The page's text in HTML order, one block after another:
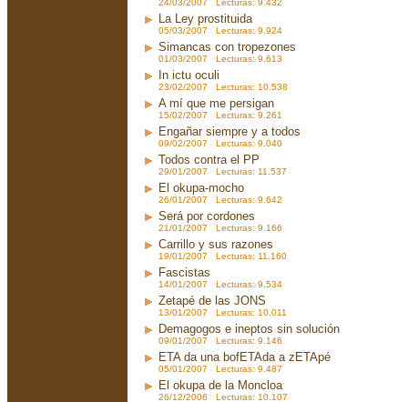
24/03/2007 Lecturas: 9.432
La Ley prostituida
05/03/2007 Lecturas: 9.924
Simancas con tropezones
01/03/2007 Lecturas: 9.613
In ictu oculi
23/02/2007 Lecturas: 10.538
A mí que me persigan
15/02/2007 Lecturas: 9.261
Engañar siempre y a todos
09/02/2007 Lecturas: 9.040
Todos contra el PP
29/01/2007 Lecturas: 11.537
El okupa-mocho
26/01/2007 Lecturas: 9.642
Será por cordones
21/01/2007 Lecturas: 9.166
Carrillo y sus razones
19/01/2007 Lecturas: 11.160
Fascistas
14/01/2007 Lecturas: 9.534
Zetapé de las JONS
13/01/2007 Lecturas: 10.011
Demagogos e ineptos sin solución
09/01/2007 Lecturas: 9.146
ETA da una bofETAda a zETApé
05/01/2007 Lecturas: 9.487
El okupa de la Moncloa
26/12/2006 Lecturas: 10.107